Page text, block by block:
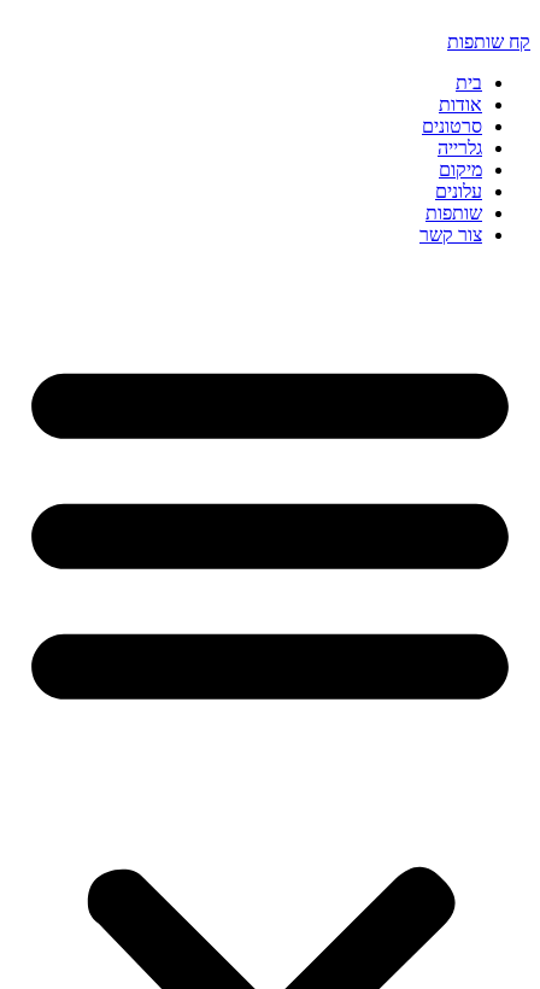
לתוכן
קח שותפות
בית
אודות
סרטונים
גלרייה
מיקום
עלונים
שותפות
צור קשר